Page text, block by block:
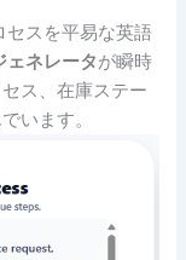
セスを平易な英語
ェネレータが瞬時
ス、在庫ステー
います。